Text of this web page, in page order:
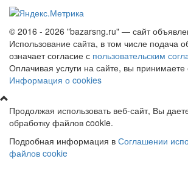
© 2016 - 2026 "bazarsng.ru" — сайт
Использование сайта, в том числе подача
означает согласие с пользовательским
Оплачивая услуги на сайте, вы
Информация о cookies
Продолжая использовать веб-сайт, Вы
обработку файлов cookie.
Подробная информация в Соглашении
файлов cookie